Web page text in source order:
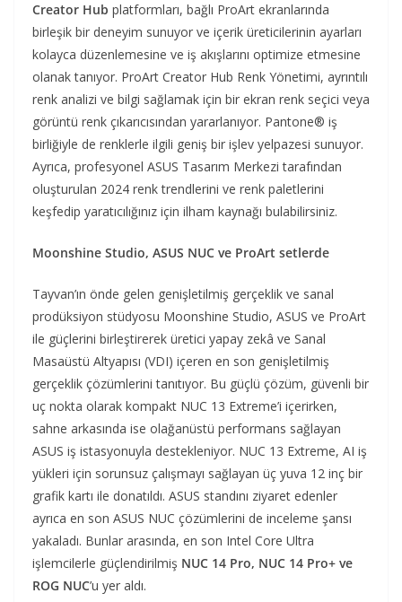
Creator Hub platformları, bağlı ProArt ekranlarında
birleşik bir deneyim sunuyor ve içerik üreticilerinin ayarları
kolayca düzenlemesine ve iş akışlarını optimize etmesine
olanak tanıyor. ProArt Creator Hub Renk Yönetimi, ayrıntılı
renk analizi ve bilgi sağlamak için bir ekran renk seçici veya
görüntü renk çıkarıcısından yararlanıyor. Pantone® iş
birliğiyle de renklerle ilgili geniş bir işlev yelpazesi sunuyor.
Ayrıca, profesyonel ASUS Tasarım Merkezi tarafından
oluşturulan 2024 renk trendlerini ve renk paletlerini
keşfedip yaratıcılığınız için ilham kaynağı bulabilirsiniz.
Moonshine Studio, ASUS NUC ve ProArt setlerde
Tayvan’ın önde gelen genişletilmiş gerçeklik ve sanal
prodüksiyon stüdyosu Moonshine Studio, ASUS ve ProArt
ile güçlerini birleştirerek üretici yapay zekâ ve Sanal
Masaüstü Altyapısı (VDI) içeren en son genişletilmiş
gerçeklik çözümlerini tanıtıyor. Bu güçlü çözüm, güvenli bir
uç nokta olarak kompakt NUC 13 Extreme’i içerirken,
sahne arkasında ise olağanüstü performans sağlayan
ASUS iş istasyonuyla destekleniyor. NUC 13 Extreme, AI iş
yükleri için sorunsuz çalışmayı sağlayan üç yuva 12 inç bir
grafik kartı ile donatıldı. ASUS standını ziyaret edenler
ayrıca en son ASUS NUC çözümlerini de inceleme şansı
yakaladı. Bunlar arasında, en son Intel Core Ultra
işlemcilerle güçlendirilmiş NUC 14 Pro, NUC 14 Pro+ ve
ROG NUC’u yer aldı.